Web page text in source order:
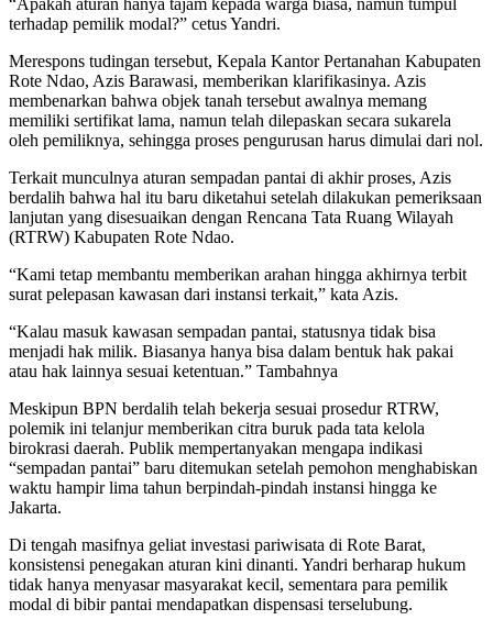
“Apakah aturan hanya tajam kepada warga biasa, namun tumpul
terhadap pemilik modal?” cetus Yandri.
Merespons tudingan tersebut, Kepala Kantor Pertanahan Kabupaten
Rote Ndao, Azis Barawasi, memberikan klarifikasinya. Azis
membenarkan bahwa objek tanah tersebut awalnya memang
memiliki sertifikat lama, namun telah dilepaskan secara sukarela
oleh pemiliknya, sehingga proses pengurusan harus dimulai dari nol.
Terkait munculnya aturan sempadan pantai di akhir proses, Azis
berdalih bahwa hal itu baru diketahui setelah dilakukan pemeriksaan
lanjutan yang disesuaikan dengan Rencana Tata Ruang Wilayah
(RTRW) Kabupaten Rote Ndao.
“Kami tetap membantu memberikan arahan hingga akhirnya terbit
surat pelepasan kawasan dari instansi terkait,” kata Azis.
“Kalau masuk kawasan sempadan pantai, statusnya tidak bisa
menjadi hak milik. Biasanya hanya bisa dalam bentuk hak pakai
atau hak lainnya sesuai ketentuan.” Tambahnya
Meskipun BPN berdalih telah bekerja sesuai prosedur RTRW,
polemik ini telanjur memberikan citra buruk pada tata kelola
birokrasi daerah. Publik mempertanyakan mengapa indikasi
“sempadan pantai” baru ditemukan setelah pemohon menghabiskan
waktu hampir lima tahun berpindah-pindah instansi hingga ke
Jakarta.
Di tengah masifnya geliat investasi pariwisata di Rote Barat,
konsistensi penegakan aturan kini dinanti. Yandri berharap hukum
tidak hanya menyasar masyarakat kecil, sementara para pemilik
modal di bibir pantai mendapatkan dispensasi terselubung.